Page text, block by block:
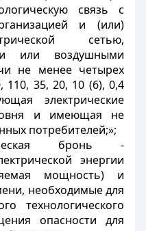
связь с
и (или)
сетью,
или воздушными
не менее четырех
110, 35, 20, 10 (6), 0,4
электрические
и имеющая не
потребителей;»;
бронь -
энергии
мощность) и
необходимые для
технологического
опасности для